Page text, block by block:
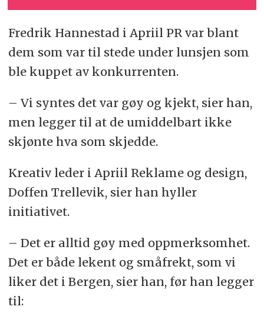
Fredrik Hannestad i Apriil PR var blant
dem som var til stede under lunsjen som
ble kuppet av konkurrenten.
– Vi syntes det var gøy og kjekt, sier han,
men legger til at de umiddelbart ikke
skjønte hva som skjedde.
Kreativ leder i Apriil Reklame og design,
Doffen Trellevik, sier han hyller
initiativet.
– Det er alltid gøy med oppmerksomhet.
Det er både lekent og småfrekt, som vi
liker det i Bergen, sier han, før han legger
til: